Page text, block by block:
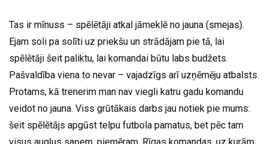
Tas ir mīnuss – spēlētāji atkal jāmeklē no jauna (smejas).
Ejam soli pa solīti uz priekšu un strādājam pie tā, lai
spēlētāji šeit paliktu, lai komandai būtu labs budžets.
Pašvaldība viena to nevar – vajadzīgs arī uzņēmēju atbalsts.
Protams, kā trenerim man nav viegli katru gadu komandu
veidot no jauna. Viss grūtākais darbs jau notiek pie mums:
šeit spēlētājs apgūst telpu futbola pamatus, bet pēc tam